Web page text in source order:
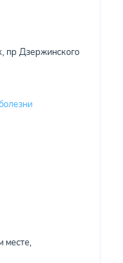
пр Дзержинского
месте,